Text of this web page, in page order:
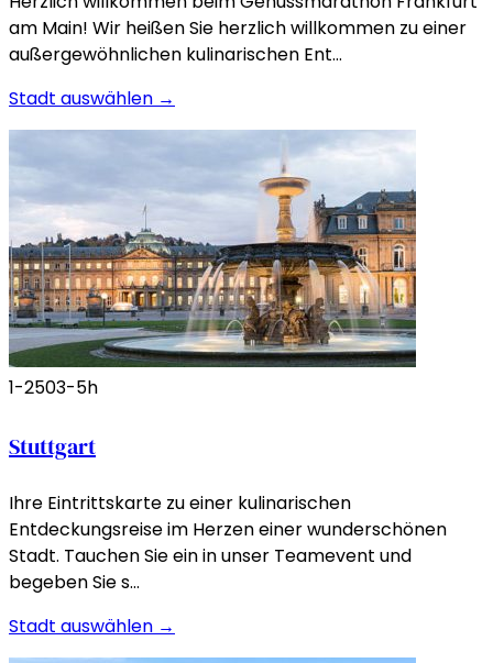
am Main! Wir heißen Sie herzlich willkommen zu einer
außergewöhnlichen kulinarischen Ent…
Stadt auswählen →
1-2503-5h
Stuttgart
Ihre Eintrittskarte zu einer kulinarischen
Entdeckungsreise im Herzen einer wunderschönen
Stadt. Tauchen Sie ein in unser Teamevent und
begeben Sie s…
Stadt auswählen →